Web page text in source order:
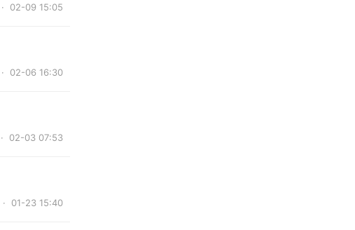
· 02-09 15:05
· 02-06 16:30
· 02-03 07:53
· 01-23 15:40